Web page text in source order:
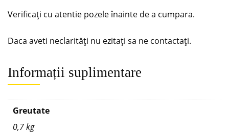
Verificați cu atentie pozele înainte de a cumpara.
Daca aveti neclarități nu ezitați sa ne contactați.
Informații suplimentare
Greutate
0,7 kg